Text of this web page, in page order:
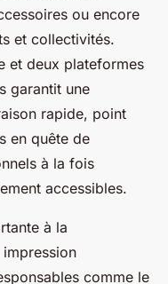
ou encore
et collectivités.
et deux plateformes
garantit une
rapide, point
en quête de
à la fois
accessibles.
à la
comme le